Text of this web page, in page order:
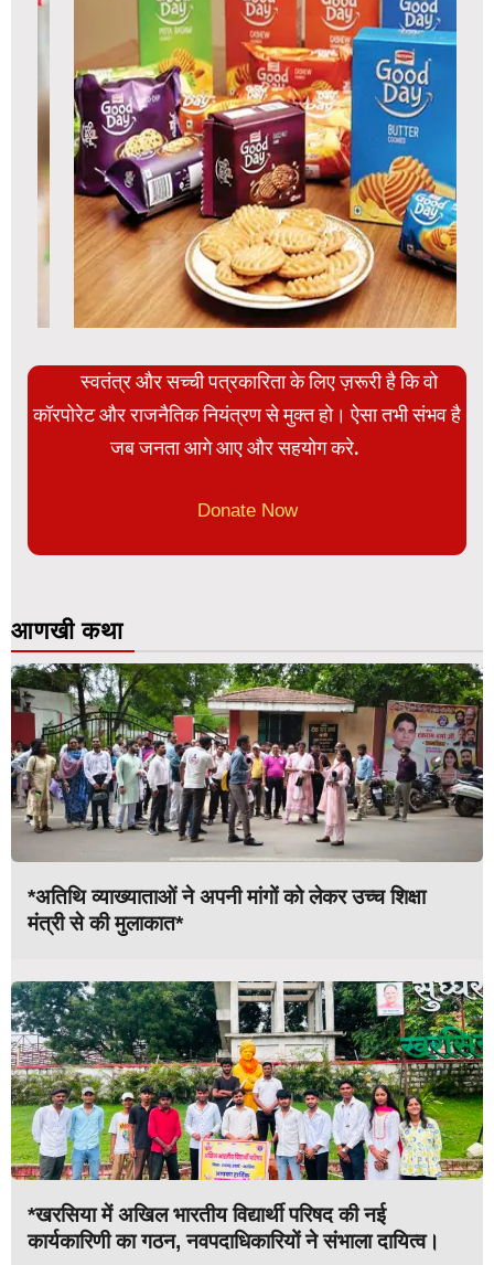
स्वतंत्र और सच्ची पत्रकारिता के लिए ज़रूरी है कि वो
कॉरपोरेट और राजनैतिक नियंत्रण से मुक्त हो। ऐसा तभी संभव है
जब जनता आगे आए और सहयोग करे.
Donate Now
आणखी कथा
*अतिथि व्याख्याताओं ने अपनी मांगों को लेकर उच्च शिक्षा
मंत्री से की मुलाकात*
*खरसिया में अखिल भारतीय विद्यार्थी परिषद की नई
कार्यकारिणी का गठन, नवपदाधिकारियों ने संभाला दायित्व।